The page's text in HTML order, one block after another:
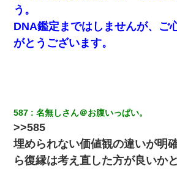
う。
DNA鑑定まではしませんが、ご
がとうございます。
587 名無しさん＠お腹いっぱい。
>>585
埋められない価値観の違いが明
ら復縁は考え直した方が良いかと